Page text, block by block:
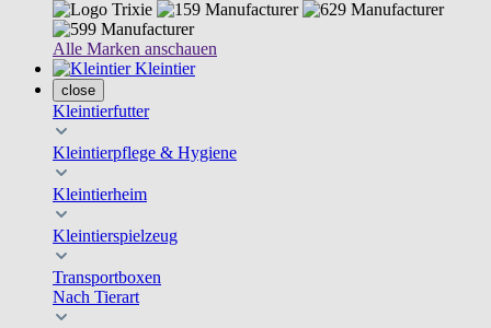
Alle Marken anschauen
Kleintier
close
Kleintierfutter
Kleintierpflege & Hygiene
Kleintierheim
Kleintierspielzeug
Transportboxen
Nach Tierart